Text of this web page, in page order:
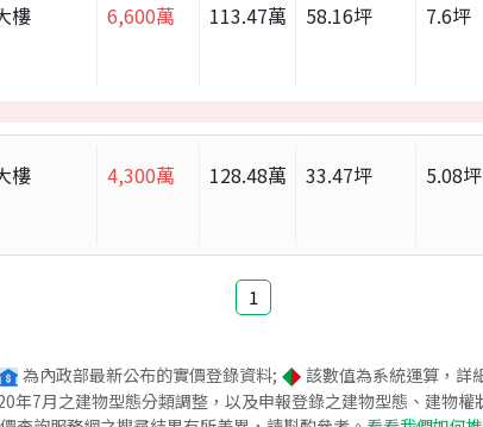
樓 6,600萬 113.47萬 58.16坪 7.6坪
樓 4,300萬 128.48萬 33.47坪 5.08坪
1
為內政部最新公布的實價登錄資料; 該數值為系統運算，詳
年7月之建物型態分類調整，以及申報登錄之建物型態、建物